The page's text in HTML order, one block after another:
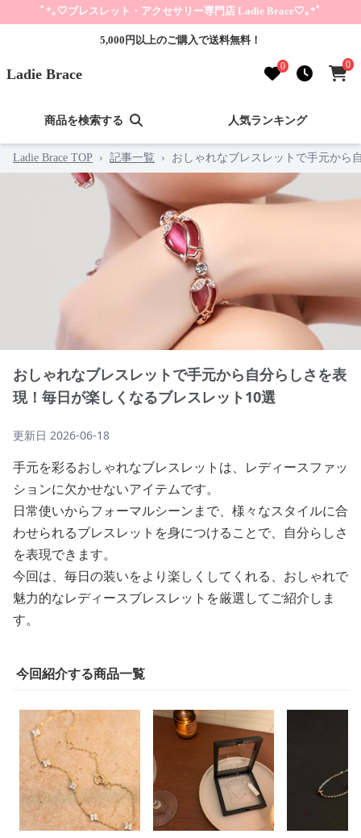
ﾟ*｡🤍ブレスレット・アクセサリー専門店 Ladie Brace🤍｡*ﾟ
5,000円以上のご購入で送料無料！
Ladie Brace 0 0
商品を検索する 人気ランキング
Ladie Brace TOP › 記事一覧 › おしゃれなブレスレットで手元から
おしゃれなブレスレットで手元から自分らしさを表
現！毎日が楽しくなるブレスレット10選
更新日 2026-06-18
手元を彩るおしゃれなブレスレットは、レディースファッ
ションに欠かせないアイテムです。
日常使いからフォーマルシーンまで、様々なスタイルに合
わせられるブレスレットを身につけることで、自分らしさ
を表現できます。
今回は、毎日の装いをより楽しくしてくれる、おしゃれで
魅力的なレディースブレスレットを厳選してご紹介しま
す。
今回紹介する商品一覧